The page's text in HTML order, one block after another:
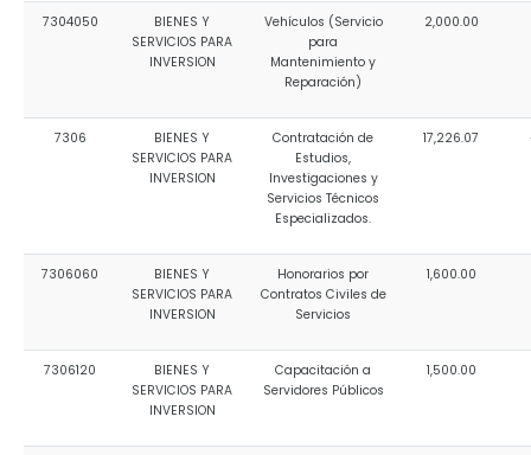
7304050
BIENES Y
SERVICIOS PARA
INVERSION
Vehículos (Servicio
para
Mantenimiento y
Reparación)
2,000.00
7306
BIENES Y
SERVICIOS PARA
INVERSION
Contratación de
Estudios,
Investigaciones y
Servicios Técnicos
Especializados.
17,226.07
7306060
BIENES Y
SERVICIOS PARA
INVERSION
Honorarios por
Contratos Civiles de
Servicios
1,600.00
7306120
BIENES Y
SERVICIOS PARA
INVERSION
Capacitación a
Servidores Públicos
1,500.00